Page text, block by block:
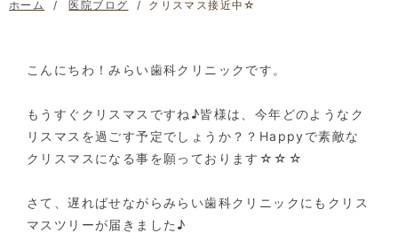
ホーム 医院ブログ クリスマス接近中☆
こんにちわ！みらい歯科クリニックです。
もうすぐクリスマスですね♪皆様は、今年どのようなク
リスマスを過ごす予定でしょうか？？Happyで素敵な
クリスマスになる事を願っております☆☆☆
さて、遅ればせながらみらい歯科クリニックにもクリス
マスツリーが届きました♪